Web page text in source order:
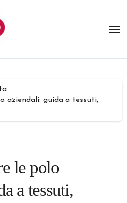
aziendali: guida a tessuti,
le polo
a tessuti,